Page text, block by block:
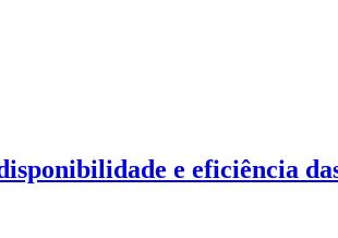
e eficiência